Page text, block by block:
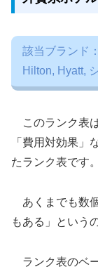
該当ブランド
Hilton, Hyatt,
このランク表
「費用対効果」
たランク表です。
あくまでも数
もある」という
ランク表のベ